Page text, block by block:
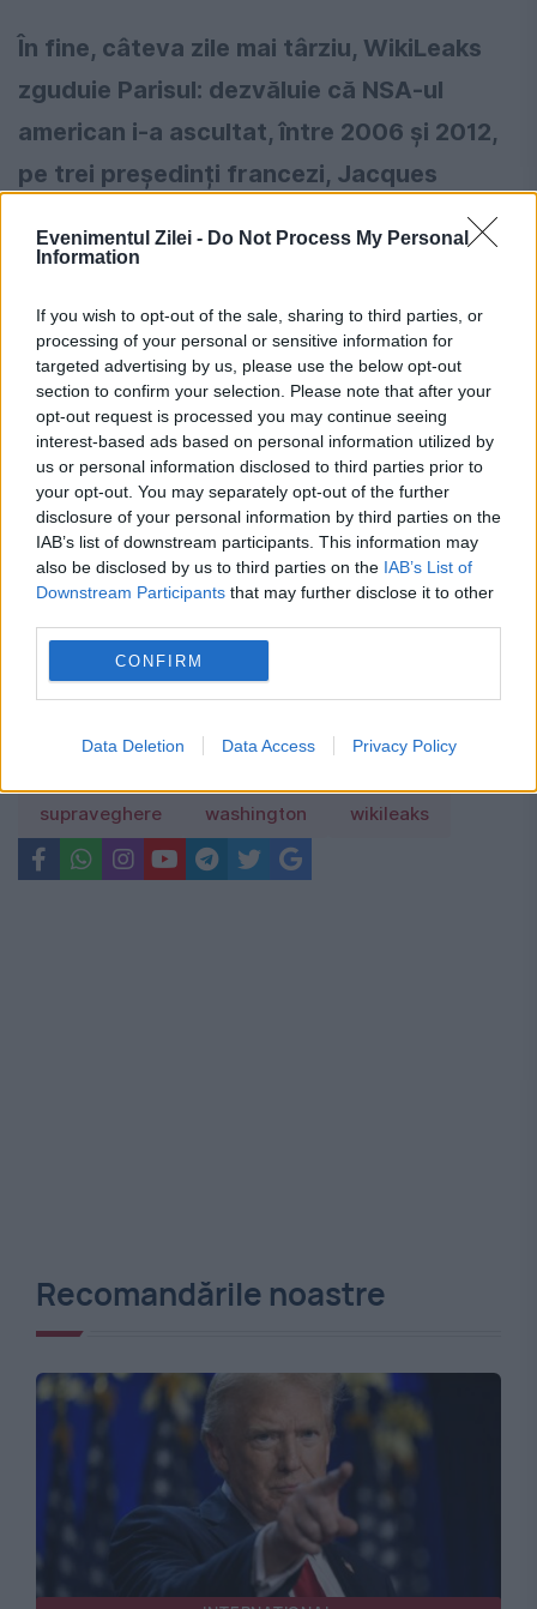
Evenimentul Zilei - Do Not Process My Personal
Information
If you wish to opt-out of the sale, sharing to third parties, or
processing of your personal or sensitive information for
targeted advertising by us, please use the below opt-out
section to confirm your selection. Please note that after your
opt-out request is processed you may continue seeing
interest-based ads based on personal information utilized by
us or personal information disclosed to third parties prior to
your opt-out. You may separately opt-out of the further
disclosure of your personal information by third parties on the
IAB’s list of downstream participants. This information may
also be disclosed by us to third parties on the IAB’s List of
Downstream Participants that may further disclose it to other
CONFIRM
Data Deletion Data Access Privacy Policy
În fine, câteva zile mai târziu, WikiLeaks
zguduie Parisul: dezvăluie că NSA-ul
american i-a ascultat, între 2006 și 2012,
pe trei președinți francezi, Jacques
Hollande.
România, în pericol de blackout? Expert
în energie: „Trebuie să accelerăm cât se
poate de repede acele investiții”
Cum verifici dacă ai datorii la Primărie?
Metoda prin care afli online dacă ai
restanțe la taxe și impozite
dezvaluiri edward snowden
supraveghere washington wikileaks
Recomandările noastre